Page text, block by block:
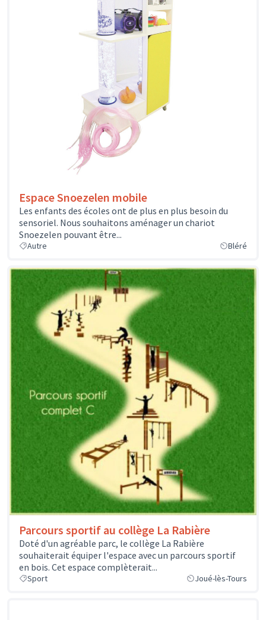
Espace Snoezelen mobile
Les enfants des écoles ont de plus en plus besoin du
sensoriel. Nous souhaitons aménager un chariot
Snoezelen pouvant être...
Autre Bléré
Parcours sportif au collège La Rabière
Doté d'un agréable parc, le collège La Rabière
souhaiterait équiper l'espace avec un parcours sportif
en bois. Cet espace complèterait...
Sport Joué-lès-Tours